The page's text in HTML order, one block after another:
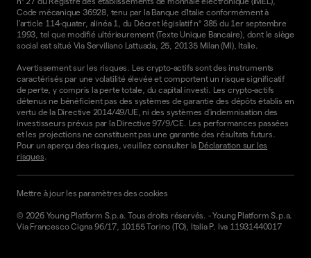
Code mécanique 36928, tenu par la Banque d'Italie conformément à
l'article 114-quater, alinéa 1, du Décret législatif n° 385 du 1er septembre
1993, tel que modifié ultérieurement (Texte Unique Bancaire), dont le siège
social est situé Via Serviliano Lattuada, 25, 20135 Milan (MI), Italie.
Avertissement sur les risques. Les crypto-actifs sont des instruments
caractérisés par une volatilité élevée et comportent un risque significatif
de perte, y compris la perte totale, du capital investi. Les crypto-actifs
détenus ne bénéficient pas des systèmes de garantie des dépôts établis en
vertu de la Directive 2014/49/UE, ni des systèmes d'indemnisation des
investisseurs prévus par la Directive 97/9/CE. Les performances passées
et les projections ne constituent pas une garantie des résultats futurs.
Pour un aperçu des risques, veuillez consulter la Déclaration sur les
risques.
© 2026 Young Platform S.p.a. Tous droits réservés. -Young Platform S.p.a.
Via Francesco Cigna 96/17, 10155 Torino (TO), Italia P. Iva 11931440017
Mettre à jour les paramètres des cookies